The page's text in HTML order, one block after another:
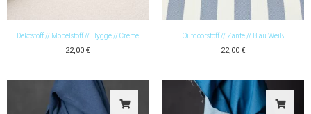
Dekostoff // Möbelstoff // Hygge // Creme
22,00 €
Outdoorstoff // Zante // Blau Weiß
22,00 €